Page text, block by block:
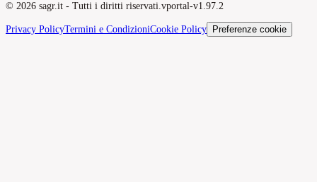
© 2026 sagr.it - Tutti i diritti riservati.vportal-v1.97.2
Privacy PolicyTermini e CondizioniCookie Policy Preferenze cookie